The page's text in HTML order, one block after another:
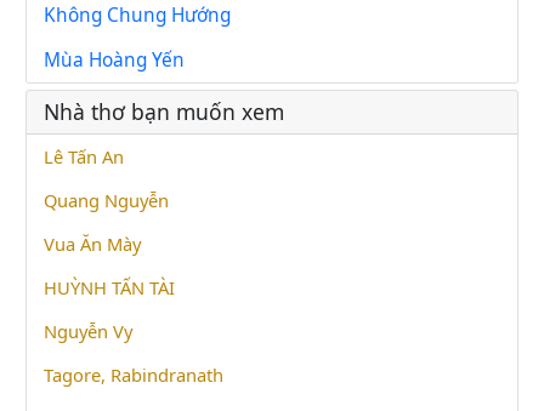
Không Chung Hướng
Mùa Hoàng Yến
Nhà thơ bạn muốn xem
Lê Tấn An
Quang Nguyễn
Vua Ăn Mày
HUỲNH TẤN TÀI
Nguyễn Vy
Tagore, Rabindranath